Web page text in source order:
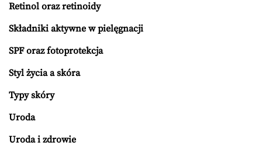
Retinol oraz retinoidy
Składniki aktywne w pielęgnacji
SPF oraz fotoprotekcja
Styl życia a skóra
Typy skóry
Uroda
Uroda i zdrowie